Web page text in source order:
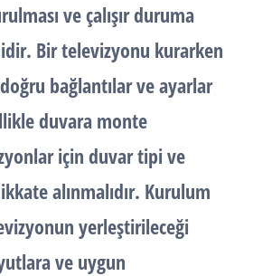
ve çalışır duruma
Bir televizyonu kurarken
bağlantılar ve ayarlar
duvara monte
için duvar tipi ve
alınmalıdır. Kurulum
yerleştirileceği
ve uygun